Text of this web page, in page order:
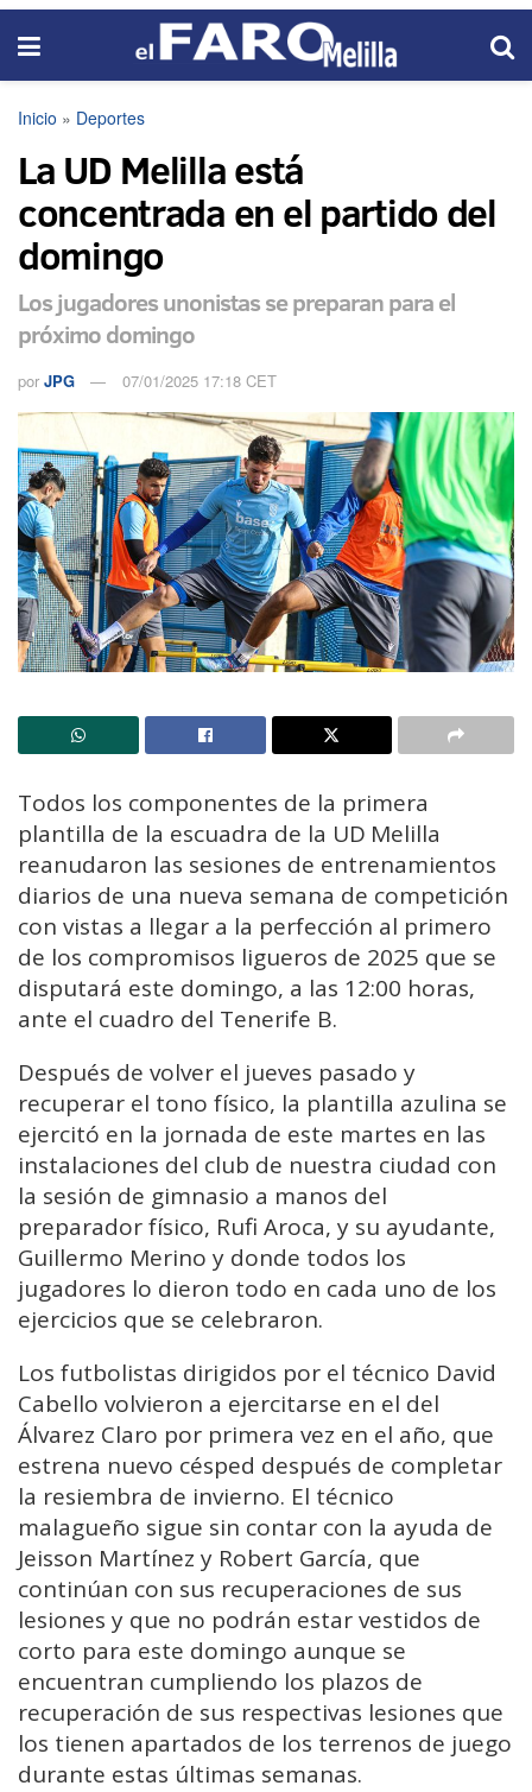
Inicio » Deportes
La UD Melilla está
concentrada en el partido del
domingo
Los jugadores unonistas se preparan para el
próximo domingo
por JPG 07/01/2025 17:18 CET
Todos los componentes de la primera
plantilla de la escuadra de la UD Melilla
reanudaron las sesiones de entrenamientos
diarios de una nueva semana de competición
con vistas a llegar a la perfección al primero
de los compromisos ligueros de 2025 que se
disputará este domingo, a las 12:00 horas,
ante el cuadro del Tenerife B.
Después de volver el jueves pasado y
recuperar el tono físico, la plantilla azulina se
ejercitó en la jornada de este martes en las
instalaciones del club de nuestra ciudad con
la sesión de gimnasio a manos del
preparador físico, Rufi Aroca, y su ayudante,
Guillermo Merino y donde todos los
jugadores lo dieron todo en cada uno de los
ejercicios que se celebraron.
Los futbolistas dirigidos por el técnico David
Cabello volvieron a ejercitarse en el del
Álvarez Claro por primera vez en el año, que
estrena nuevo césped después de completar
la resiembra de invierno. El técnico
malagueño sigue sin contar con la ayuda de
Jeisson Martínez y Robert García, que
continúan con sus recuperaciones de sus
lesiones y que no podrán estar vestidos de
corto para este domingo aunque se
encuentran cumpliendo los plazos de
recuperación de sus respectivas lesiones que
los tienen apartados de los terrenos de juego
durante estas últimas semanas.